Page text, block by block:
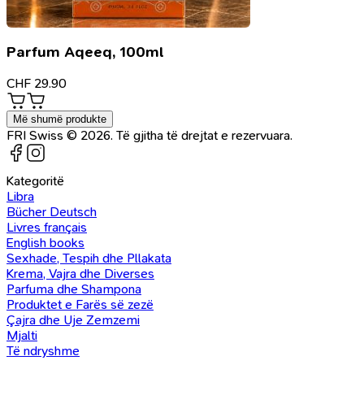
Parfum Aqeeq, 100ml
CHF 29.90
Më shumë produkte
FRI Swiss © 2026. Të gjitha të drejtat e rezervuara.
Kategoritë
Libra
Bücher Deutsch
Livres français
English books
Sexhade, Tespih dhe Pllakata
Krema, Vajra dhe Diverses
Parfuma dhe Shampona
Produktet e Farës së zezë
Çajra dhe Uje Zemzemi
Mjalti
Të ndryshme